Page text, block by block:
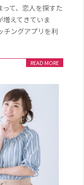
て、恋人を探すた
えてきていま
チングアプリを利
READ MORE